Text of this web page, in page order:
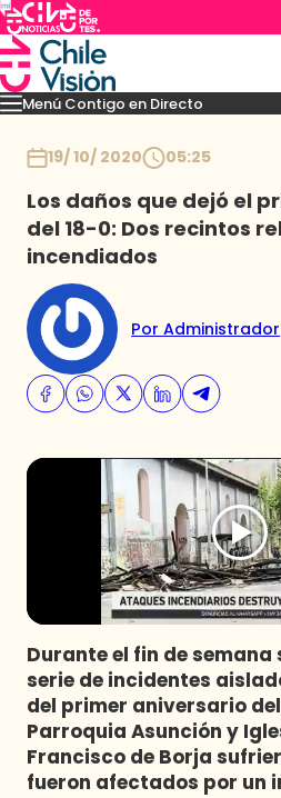
Menú Contigo en Directo
Momentos
19/ 10/ 2020 05:25
Los daños que dejó el
del 18-0: Dos recintos
incendiados
Por Administrador
Durante el fin de
serie de incidentes
del primer aniversario
Parroquia Asunción y
Francisco de Borja
fueron afectados por un
Imperdibles
Programas
Club De La Comedia
Contigo en Directo
Plan Perfecto
El Tiempo
Sabingo
Todos Los Programas